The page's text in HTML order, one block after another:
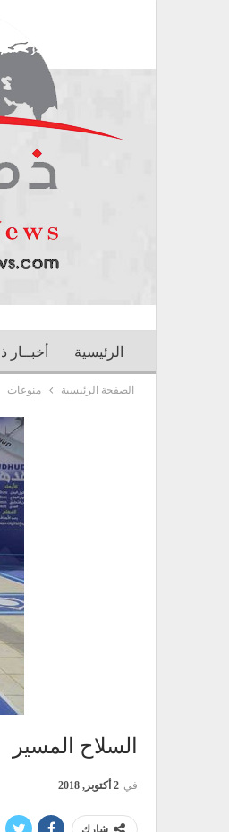
الرئيسية أخبــار
الصفحة الرئيسية منوعات
السلاح المسير
في 2 أكتوبر, 2018
شارك